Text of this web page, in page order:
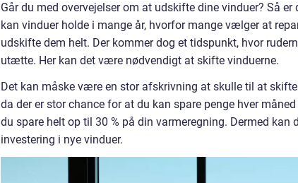
Går du med overvejelser om at udskifte dine vinduer? Så
kan vinduer holde i mange år, hvorfor mange vælger at
udskifte dem helt. Der kommer dog et tidspunkt, hvor
utætte. Her kan det være nødvendigt at skifte vinduerne.
Det kan måske være en stor afskrivning at skulle til at
da der er stor chance for at du kan spare penge hver
du spare helt op til 30 % på din varmeregning. Dermed
investering i nye vinduer.